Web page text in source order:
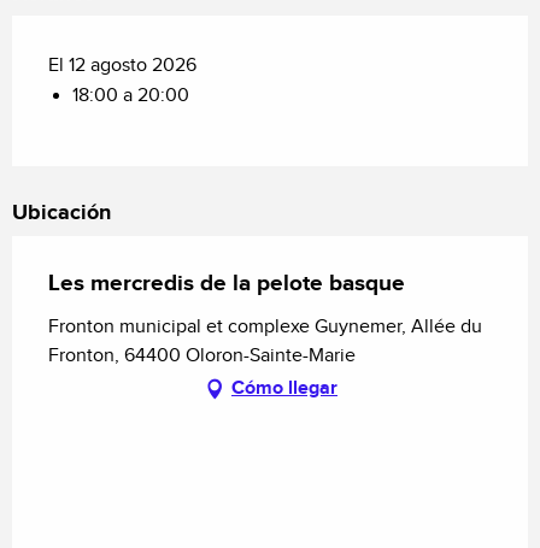
El 12 agosto 2026
18:00 a 20:00
Ubicación
Les mercredis de la pelote basque
Fronton municipal et complexe Guynemer, Allée du
Fronton, 64400 Oloron-Sainte-Marie
Cómo llegar